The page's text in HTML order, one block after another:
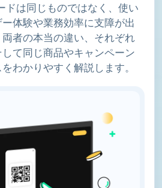
ドは同じものではなく、使い
体験や業務効率に支障が出
者の本当の違い、それぞれ
て同じ商品やキャンペーン
わかりやすく解説します。